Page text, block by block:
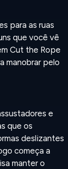
para as ruas
que você vê
Cut the Rope
manobrar pelo
e
que os
deslizantes
começa a
manter o